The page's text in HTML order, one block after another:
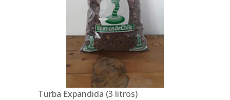
Turba Expandida (3 litros)